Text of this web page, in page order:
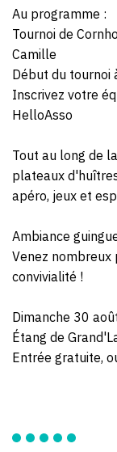
Au programme :
Tournoi de
Camille
Début du tournoi
Inscrivez votre
HelloAsso
Tout au long de
plateaux
apéro, jeux et
Ambiance
Venez
convivialité !
Dimanche 30
Étang de
Entrée gratuite,